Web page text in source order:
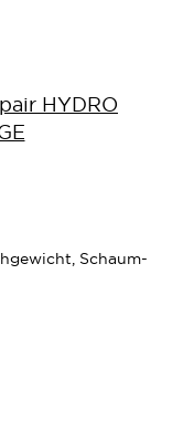
HYDRO
Schaum-